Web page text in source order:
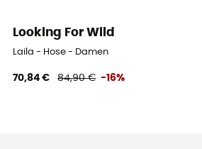
Looking For Wild
Laila - Hose - Damen
70,84 € 84,90 € -16%